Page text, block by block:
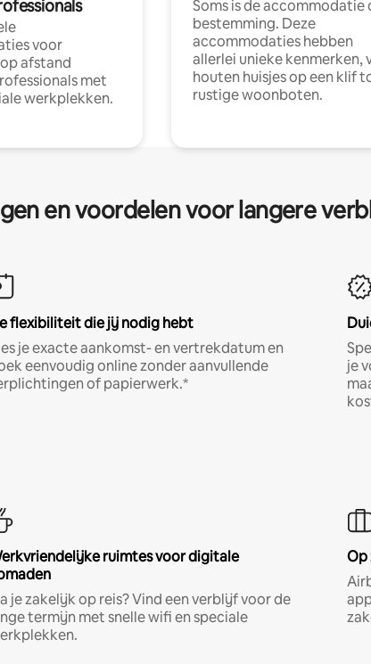
voor
afstand
met
werkplekken.
Soms is de accommodatie
bestemming. Deze
accommodaties hebben
allerlei unieke kenmerken,
houten huisjes op een klif
rustige woonboten.
en voordelen voor langere
flexibiliteit die jij nodig hebt
je exacte aankomst- en vertrekdatum en
eenvoudig online zonder aanvullende
of papierwerk.*
je
ruimtes voor digitale
je zakelijk op reis? Vind een verblijf voor de
termijn met snelle wifi en speciale
Op